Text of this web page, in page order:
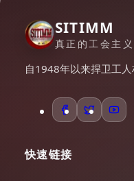
SITIMM
真正的工会主义
自1948年以来捍卫工人
快速链接